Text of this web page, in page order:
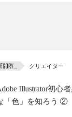
クリエイター
Illustrator初心
「色」を知ろう ②